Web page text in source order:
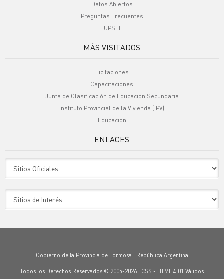
Datos Abiertos
Preguntas Frecuentes
UPSTI
MÁS VISITADOS
Licitaciones
Capacitaciones
Junta de Clasificación de Educación Secundaria
Instituto Provincial de la Vivienda (IPV)
Educación
ENLACES
Gobierno de la Provincia de Formosa · República Argentina
Todos los Derechos Reservados © 2005-2026 · CSS - HTML 4.01 Válidos